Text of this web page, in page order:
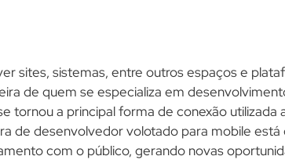
sites, sistemas, entre outros espaços e
de quem se especializa em
tornou a principal forma de conexão
de desenvolvedor volotado para mobile
com o público, gerando novas